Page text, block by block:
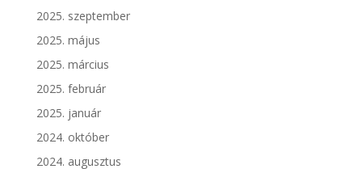
2025. szeptember
2025. május
2025. március
2025. február
2025. január
2024. október
2024. augusztus